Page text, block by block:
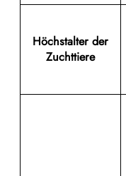
Höchstalter der
Zuchttiere